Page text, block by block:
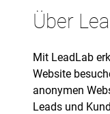
Über
Mit LeadLab
Website
anonymen
Leads und